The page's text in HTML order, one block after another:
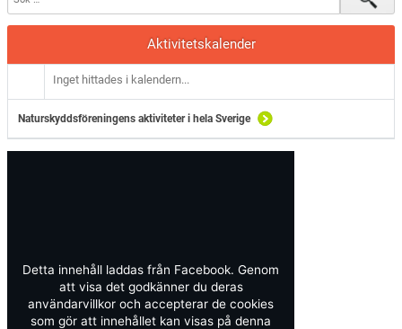
Aktivitetskalender
Inget hittades i kalendern...
Naturskyddsföreningens aktiviteter i hela Sverige
Detta innehåll laddas från Facebook. Genom
att visa det godkänner du deras
användarvillkor och accepterar de cookies
som gör att innehållet kan visas på denna